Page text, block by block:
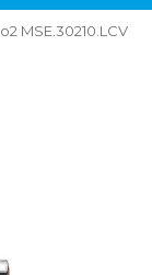
MSE.30210.LCV